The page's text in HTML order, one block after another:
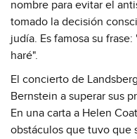
nombre para evitar el
tomado la decisión
judía. Es famosa su
haré".
El concierto de
Bernstein a superar sus
En una carta a Helen
obstáculos que tuvo que